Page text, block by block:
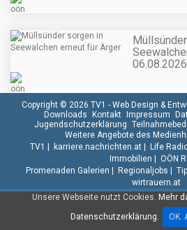
06.08.2026
Unsere Webseite nutzt Cookies. Mehr
Datenschutzerklärung.
OK.
Copyright © 2026 TV1 - Web Design &
Downloads
Kontakt Impressum
Jugendschutzerklärung
Weitere Angebote des
TV1
karriere.nachrichten.at| Life
Immobilien
OÖN
Promenaden Galerien
Regionaljobs
wirtrauern.at